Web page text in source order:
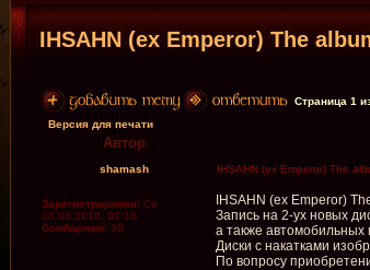
IHSAHN (ex Emperor) The
Страница 1
Версия для печати
Автор
shamash IHSAHN (ex Emperor) The
Зарегистрирован: Ср
18.08.2010, 07:18
Сообщения: 39
IHSAHN (ex Emperor)
Запись на 2-ух новых
а также
Диски с накатками
По вопросу